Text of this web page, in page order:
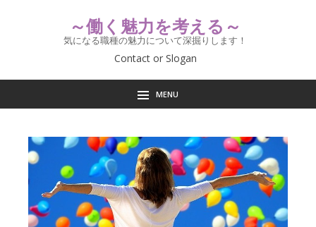
～働く魅力を考える～
気になる職種の魅力について深掘りします！
Contact or Slogan
MENU